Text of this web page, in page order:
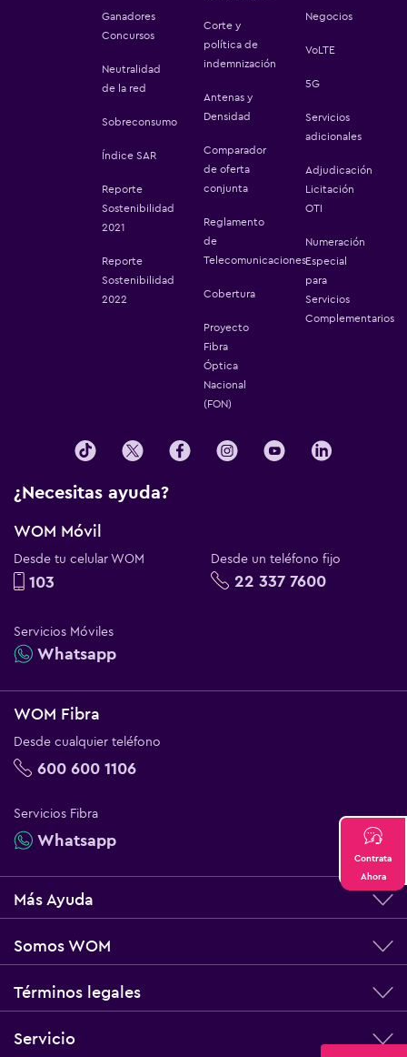
Ganadores
Concursos
Neutralidad
de la red
Sobreconsumo
Índice SAR
Reporte
Sostenibilidad
2021
Reporte
Sostenibilidad
2022
Corte y
política de
indemnización
Antenas y
Densidad
Comparador
de oferta
conjunta
Reglamento
de
Telecomunicaciones
Cobertura
Proyecto
Fibra
Óptica
Nacional
(FON)
Negocios
VoLTE
5G
Servicios
adicionales
Adjudicación
Licitación
OTI
Numeración
Especial
para
Servicios
Complementarios
¿Necesitas ayuda?
WOM Móvil
Desde tu celular WOM
103
Desde un teléfono fijo
22 337 7600
Servicios Móviles
Whatsapp
WOM Fibra
Desde cualquier teléfono
600 600 1106
Servicios Fibra
Whatsapp
Más Ayuda
Somos WOM
Términos legales
Servicio
Contrata
Ahora